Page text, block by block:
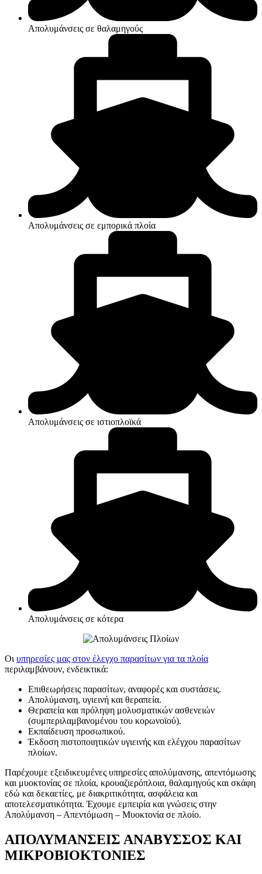
Απολυμάνσεις σε θαλαμηγούς
Απολυμάνσεις σε εμπορικά πλοία
Απολυμάνσεις σε ιστιοπλοϊκά
Απολυμάνσεις σε κότερα
Οι υπηρεσίες μας στον έλεγχο παρασίτων για τα πλοία
περιλαμβάνουν, ενδεικτικά:
Επιθεωρήσεις παρασίτων, αναφορές και συστάσεις.
Απολύμανση, υγιεινή και θεραπεία.
Θεραπεία και πρόληψη μολυσματικών ασθενειών
(συμπεριλαμβανομένου του κορωνοϊού).
Εκπαίδευση προσωπικού.
Έκδοση πιστοποιητικών υγιεινής και ελέγχου παρασίτων
πλοίων.
Παρέχουμε εξειδικευμένες υπηρεσίες απολύμανσης, απεντόμωσης
και μυοκτονίας σε πλοία, κρουαζιερόπλοια, θαλαμηγούς και σκάφη
εδώ και δεκαετίες, με διακριτικότητα, ασφάλεια και
αποτελεσματικότητα. Έχουμε εμπειρία και γνώσεις στην
Απολύμανση – Απεντόμωση – Μυοκτονία σε πλοίο.
ΑΠΟΛΥΜΑΝΣΕΙΣ ΑΝΑΒΥΣΣΟΣ ΚΑΙ
ΜΙΚΡΟΒΙΟΚΤΟΝΙΕΣ